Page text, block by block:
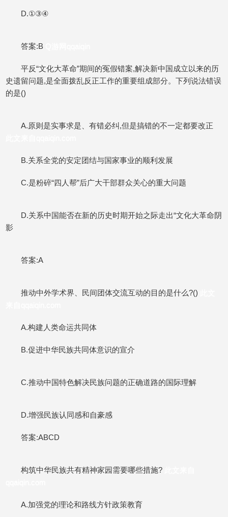
D.①③④
答案:B
平反“文化大革命”期间的冤假错案,解决新中国成立以来的历
史遗留问题,是全面拨乱反正工作的重要组成部分。下列说法错误
的是()
A.原则是实事求是、有错必纠,但是搞错的不一定都要改正
B.关系全党的安定团结与国家事业的顺利发展
C.是粉碎“四人帮”后广大干部群众关心的重大问题
D.关系中国能否在新的历史时期开始之际走出“文化大革命阴
影
答案:A
推动中外学术界、民间团体交流互动的目的是什么?()
A.构建人类命运共同体
B.促进中华民族共同体意识的宣介
C.推动中国特色解决民族问题的正确道路的国际理解
D.增强民族认同感和自豪感
答案:ABCD
构筑中华民族共有精神家园需要哪些措施?
A.加强党的理论和路线方针政策教育